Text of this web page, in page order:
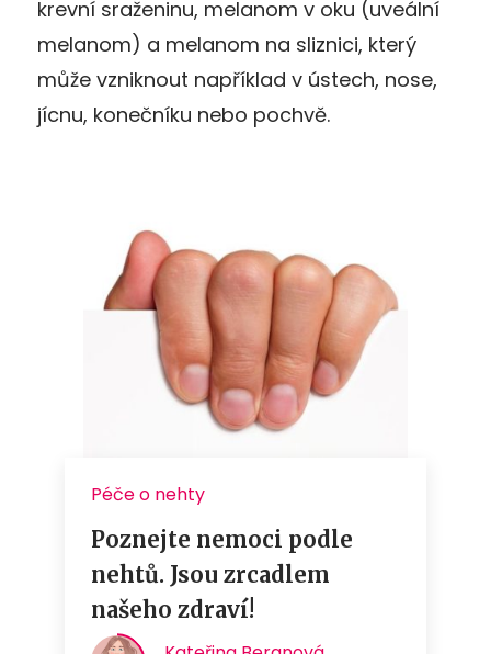
krevní sraženinu, melanom v oku (uveální
melanom) a melanom na sliznici, který
může vzniknout například v ústech, nose,
jícnu, konečníku nebo pochvě.